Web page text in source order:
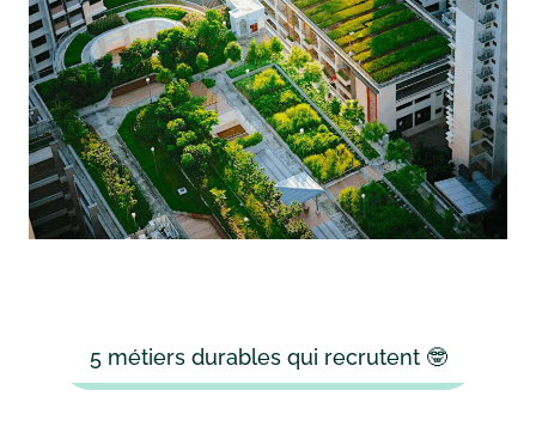
5 métiers durables qui recrutent 🤓